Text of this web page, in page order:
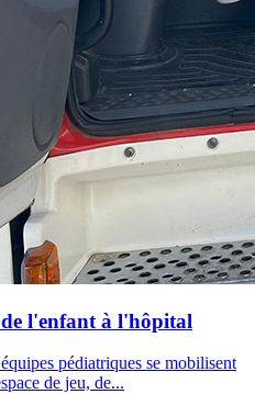
de l'enfant à l'hôpital
pédiatriques se mobilisent
de jeu, de...